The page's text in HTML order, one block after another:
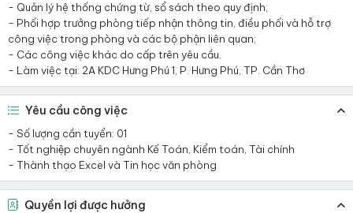
- Quản lý hệ thống chứng từ, sổ sách theo quy định;
- Phối hợp trưởng phòng tiếp nhận thông tin, điều phối và hỗ trợ
công việc trong phòng và các bộ phận liên quan;
- Các công việc khác do cấp trên yêu cầu.
- Làm việc tại: 2A KDC Hưng Phú 1, P. Hưng Phú, TP. Cần Thơ
Yêu cầu công việc
- Số lượng cần tuyển: 01
- Tốt nghiệp chuyên ngành Kế Toán, Kiểm toán, Tài chính
- Thành thạo Excel và Tin học văn phòng
Quyền lợi được hưởng